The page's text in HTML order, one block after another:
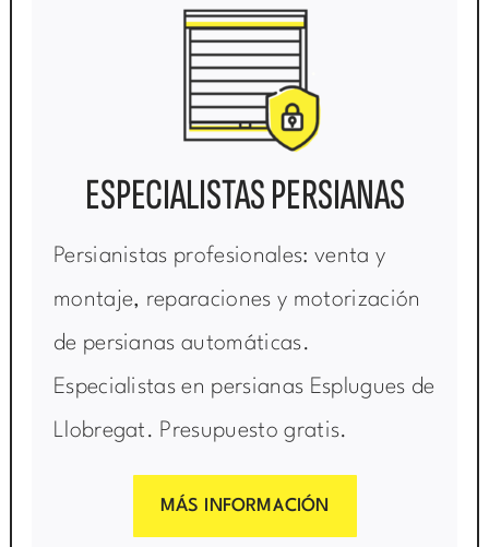
ESPECIALISTAS PERSIANAS
Persianistas profesionales: venta y
montaje, reparaciones y motorización
de persianas automáticas.
Especialistas en persianas Esplugues de
Llobregat. Presupuesto gratis.
MÁS INFORMACIÓN